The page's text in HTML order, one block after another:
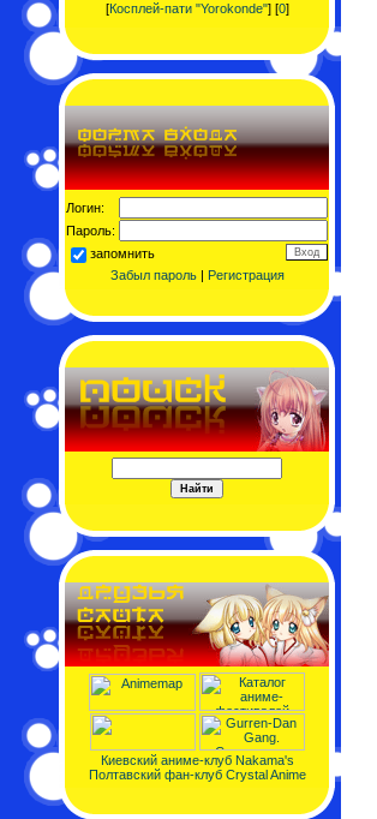
[Косплей-пати "Yorokonde"] [0]
Логин:
Пароль:
запомнить
Забыл пароль| Регистрация
Киевский аниме-клуб Nakama's
Полтавский фан-клуб Crystal Anime